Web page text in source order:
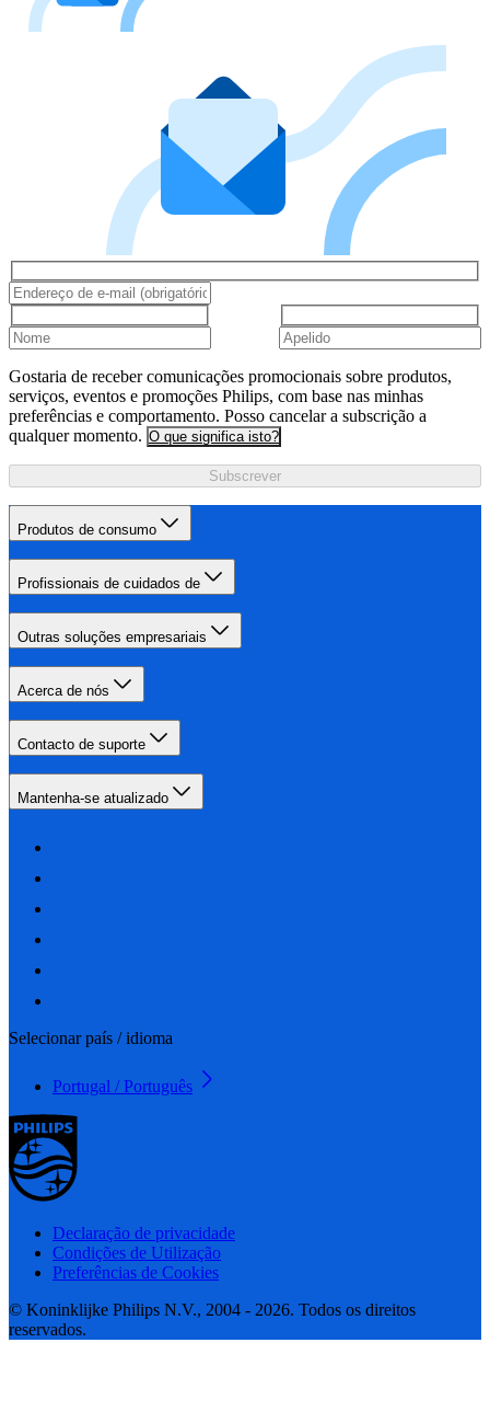
Gostaria de receber comunicações promocionais sobre produtos,
serviços, eventos e promoções Philips, com base nas minhas
preferências e comportamento. Posso cancelar a subscrição a
qualquer momento. O que significa isto?
Subscrever
Produtos de consumo
Profissionais de cuidados de
Outras soluções empresariais
Acerca de nós
Contacto de suporte
Mantenha-se atualizado
Selecionar país / idioma
Portugal / Português
Declaração de privacidade
Condições de Utilização
Preferências de Cookies
© Koninklijke Philips N.V., 2004 - 2026. Todos os direitos
reservados.